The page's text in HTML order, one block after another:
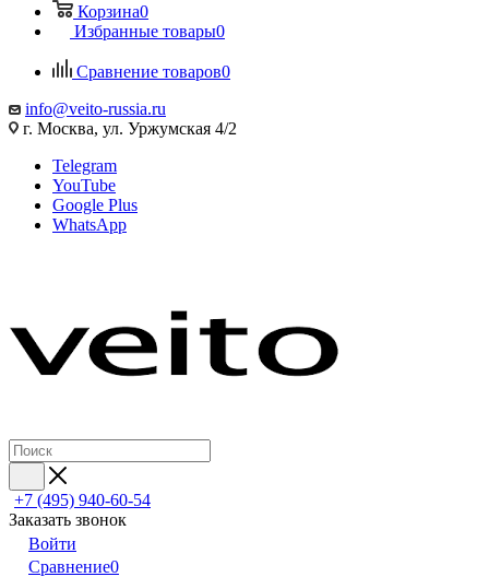
Корзина0
Избранные товары0
Сравнение товаров0
info@veito-russia.ru
г. Москва, ул. Уржумская 4/2
Telegram
YouTube
Google Plus
WhatsApp
+7 (495) 940-60-54
Заказать звонок
Войти
Сравнение0